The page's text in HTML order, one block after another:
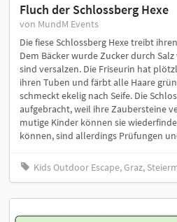
Fluch der Schlossberg Hexe
von MundM Events
Die fiese Schlossberg Hexe treibt
Dem Bäcker wurde Zucker durch
sind versalzen. Die Friseurin hat
ihren Tuben und färbt alle Haare
schmeckt ekelig nach Seife. Die
aufgebracht, weil ihre Zaubersteine
mutige Kinder können sie
können, sind allerdings Prüfungen
Kids Outdoor Escape, Graz,